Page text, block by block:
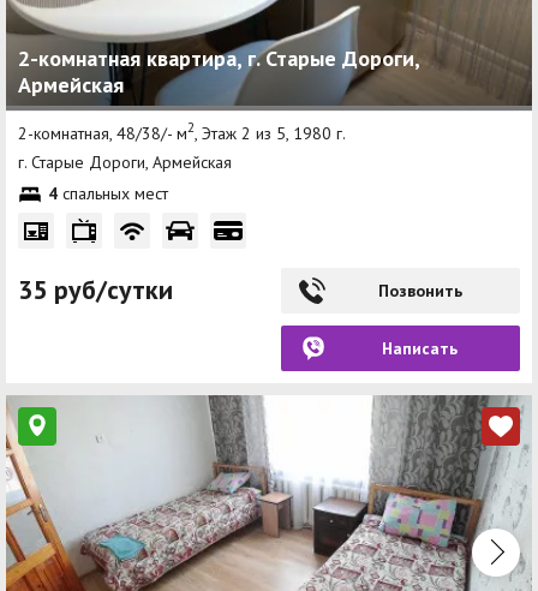
2-комнатная квартира, г. Старые Дороги,
Армейская
2-комнатная, 48/38/- м2, Этаж 2 из 5, 1980 г.
г. Старые Дороги, Армейская
4 спальных мест
35 руб/сутки Позвонить
Написать